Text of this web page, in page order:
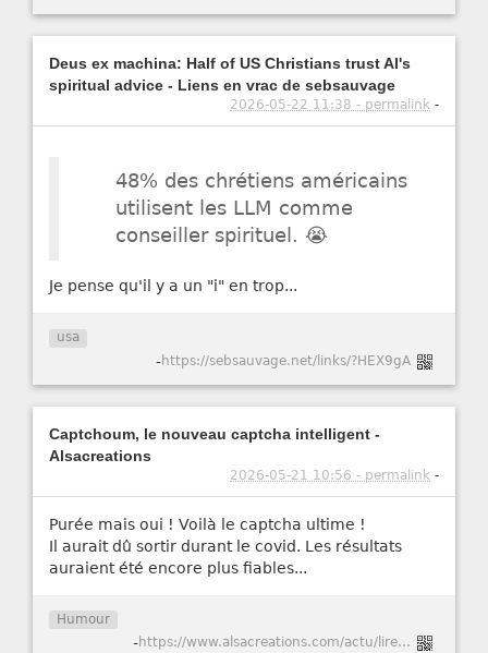
Deus ex machina: Half of US Christians trust AI's
spiritual advice - Liens en vrac de sebsauvage
2026-05-22 11:38 - permalink -
48% des chrétiens américains
utilisent les LLM comme
conseiller spirituel. 😭
Je pense qu'il y a un "i" en trop...
usa
-https://sebsauvage.net/links/?HEX9gA
Captchoum, le nouveau captcha intelligent -
Alsacreations
2026-05-21 10:56 - permalink -
Purée mais oui ! Voilà le captcha ultime !
Il aurait dû sortir durant le covid. Les résultats
auraient été encore plus fiables...
Humour
- https://www.alsacreations.com/actu/lire/1984-Captchoum-le-nouveau-captcha-intelligent.html